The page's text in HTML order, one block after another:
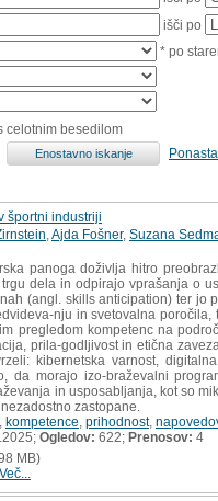
išči po
* po
celotnim besedilom
športni industriji
Ajda Fošner, Suzana
panoga doživlja hitro
dela in odpirajo vprašanja o
(angl. skills anticipation) ter jo
nju in svetovalna
pregledom kompetenc na
prila-godljivost in etična
kibernetska varnost,
da morajo izo-braževalni
in usposabljanja, kot so
zastopane.
kompetence prihodnost,
Ogledov: 622; Prenosov: 4
MB)
Več...